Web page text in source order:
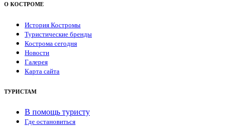
О КОСТРОМЕ
История Костромы
Туристические бренды
Кострома сегодня
Новости
Галерея
Карта сайта
ТУРИСТАМ
В помощь туристу
Где остановиться